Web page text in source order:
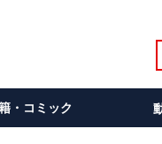
・コミック